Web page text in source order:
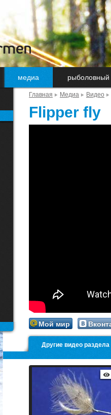
медиа рыболовный
Главная Медиа Видео
Flipper fly
Мой мир
Другие видео раздела